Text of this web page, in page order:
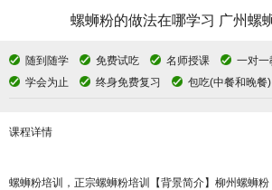
螺蛳粉的做法在哪学习 广州螺
随到随学 免费试吃 名师授课 一对
学会为止
终身免费复习 包吃(中餐和晚
课程详情
螺蛳粉培训，正宗螺蛳粉培训
【背景简介】柳州螺蛳